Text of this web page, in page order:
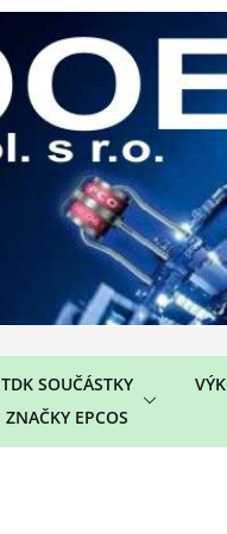
TDK SOUČÁSTKY
ZNAČKY EPCOS